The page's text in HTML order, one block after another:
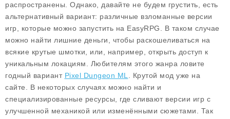
распространены. Однако, давайте не будем грустить, есть
альтернативный вариант: различные взломанные версии
игр, которые можно запустить на EasyRPG. В таком случае
можно найти лишние деньги, чтобы раскошеливаться на
всякие крутые шмотки, или, например, открыть доступ к
уникальным локациям. Любителям этого жанра ловите
годный вариант Pixel Dungeon ML
. Крутой мод уже на
сайте. В некоторых случаях можно найти и
специализированные ресурсы, где сливают версии игр с
улучшенной механикой или изменёнными сюжетами. Так